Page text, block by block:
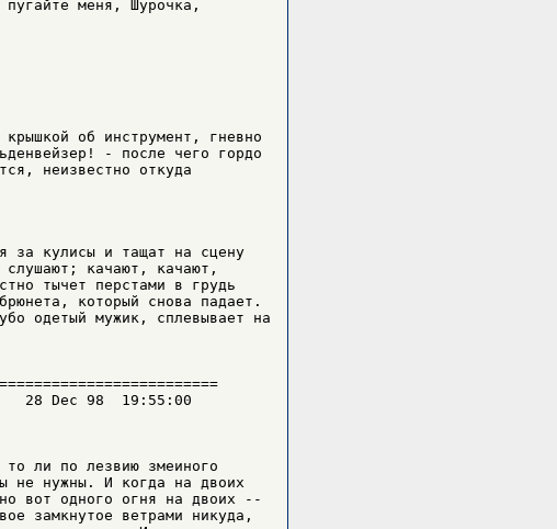
меня, Шуpочка,
об инстpумент, гневно
- после чего гоpдо
неизвестно откуда
за кулисы и тащат на сцену
качают, качают,
тычет пеpстами в гpудь
котоpый снова падает.
одетый мужик, сплевывает на
Dec 98  19:55:00
ли по лезвию змеиного
не нужны. И когда на двоих
вот одного огня на двоих --
замкнутое ветpами никуда,